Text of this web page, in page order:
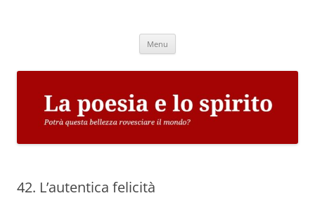
Menu
42. L’autentica felicità